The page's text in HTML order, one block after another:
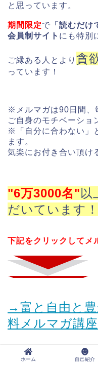
と思っています。
期間限定で 「読むだけ
会員制サイト にも特別
ご縁ある人とより 貪
っています！
※メルマガは90日間、
ご自身のモチベーショ
※「自分に合わない」
ます。
気楽にお付き合い頂け
"6万3000名" 以
だいています！
下記をクリックしてメ
→富と自由と
料メルマガ講座
7人の神様 うすさま明王さま
ホーム 自己紹介